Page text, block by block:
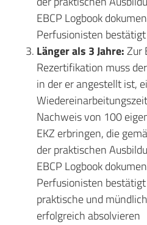
EBCP Logbook
Perfusionisten
Länger als 3 Jahre:Zur
Rezertifikation muss
in der er angestellt ist,
Nachweis von 100
EKZ erbringen, die
der praktischen
EBCP Logbook
Perfusionisten
praktische und
erfolgreich absolvieren